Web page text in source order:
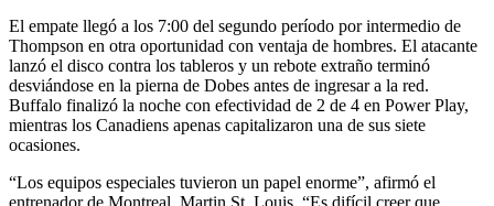
El empate llegó a los 7:00 del segundo período por intermedio de
Thompson en otra oportunidad con ventaja de hombres. El atacante
lanzó el disco contra los tableros y un rebote extraño terminó
desviándose en la pierna de Dobes antes de ingresar a la red.
Buffalo finalizó la noche con efectividad de 2 de 4 en Power Play,
mientras los Canadiens apenas capitalizaron una de sus siete
ocasiones.
“Los equipos especiales tuvieron un papel enorme”, afirmó el